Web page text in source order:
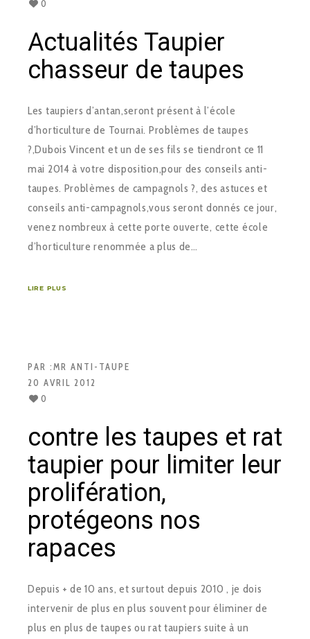
0
Actualités Taupier
chasseur de taupes
Les taupiers d’antan,seront présent à l’école
d’horticulture de Tournai. Problèmes de taupes
?,Dubois Vincent et un de ses fils se tiendront ce 11
mai 2014 à votre disposition,pour des conseils anti-
taupes. Problèmes de campagnols ?, des astuces et
conseils anti-campagnols,vous seront donnés ce jour,
venez nombreux à cette porte ouverte, cette école
d’horticulture renommée a plus de…
LIRE PLUS
PAR :MR ANTI-TAUPE
20 AVRIL 2012
0
contre les taupes et rat
taupier pour limiter leur
prolifération,
protégeons nos
rapaces
Depuis + de 10 ans, et surtout depuis 2010 , je dois
intervenir de plus en plus souvent pour éliminer de
plus en plus de taupes ou rat taupiers suite à un